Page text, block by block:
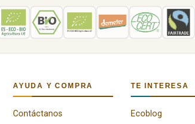
AYUDA Y COMPRA
Contáctanos
TE INTERESA
Ecoblog